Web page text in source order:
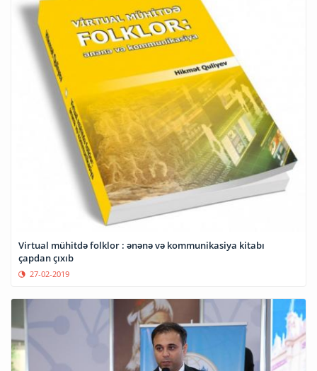
Virtual mühitdə folklor : ənənə və kommunikasiya kitabı
çapdan çıxıb
27-02-2019